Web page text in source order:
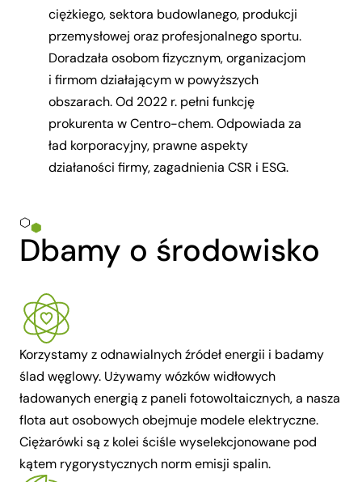
ciężkiego, sektora budowlanego, produkcji
przemysłowej oraz profesjonalnego sportu.
Doradzała osobom fizycznym, organizacjom
i firmom działającym w powyższych
obszarach. Od 2022 r. pełni funkcję
prokurenta w Centro-chem. Odpowiada za
ład korporacyjny, prawne aspekty
działaności firmy, zagadnienia CSR i ESG.
Dbamy o środowisko
Korzystamy z odnawialnych źródeł energii i badamy
ślad węglowy. Używamy wózków widłowych
ładowanych energią z paneli fotowoltaicznych, a nasza
flota aut osobowych obejmuje modele elektryczne.
Ciężarówki są z kolei ściśle wyselekcjonowane pod
kątem rygorystycznych norm emisji spalin.